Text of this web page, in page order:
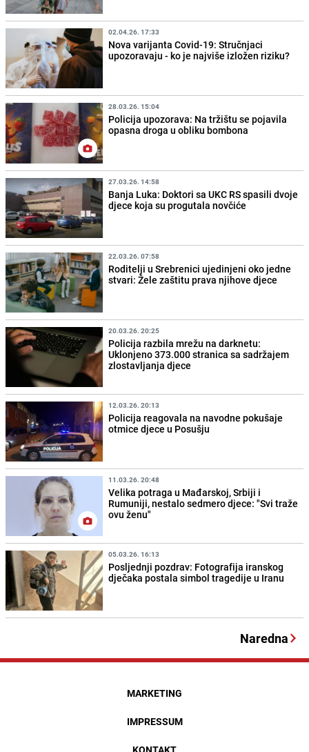
02.04.26. 17:33
Nova varijanta Covid-19: Stručnjaci
upozoravaju - ko je najviše izložen riziku?
28.03.26. 15:04
Policija upozorava: Na tržištu se pojavila
opasna droga u obliku bombona
27.03.26. 14:58
Banja Luka: Doktori sa UKC RS spasili dvoje
djece koja su progutala novčiće
22.03.26. 07:58
Roditelji u Srebrenici ujedinjeni oko jedne
stvari: Žele zaštitu prava njihove djece
20.03.26. 20:25
Policija razbila mrežu na darknetu:
Uklonjeno 373.000 stranica sa sadržajem
zlostavljanja djece
12.03.26. 20:13
Policija reagovala na navodne pokušaje
otmice djece u Posušju
11.03.26. 20:48
Velika potraga u Mađarskoj, Srbiji i
Rumuniji, nestalo sedmero djece: "Svi traže
ovu ženu"
05.03.26. 16:13
Posljednji pozdrav: Fotografija iranskog
dječaka postala simbol tragedije u Iranu
Naredna
MARKETING
IMPRESSUM